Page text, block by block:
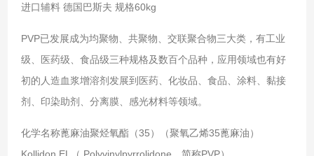
进口辅料 德国巴斯夫 规格60kg
PVP已发展成为均聚物、共聚物、交联聚合物三大类，有工业
级、医药级、食品级三种规格及数百个品种，应用领域也有好
初的人造血浆增溶剂发展到医药、化妆品、食品、涂料、黏接
剂、印染助剂、分离膜、感光材料等领域。
化学名称蓖麻油聚烃氧酯（35）（聚氧乙烯35蓖麻油）
Kollidon EL（ Polyvinylpyrrolidone，简称PVP）